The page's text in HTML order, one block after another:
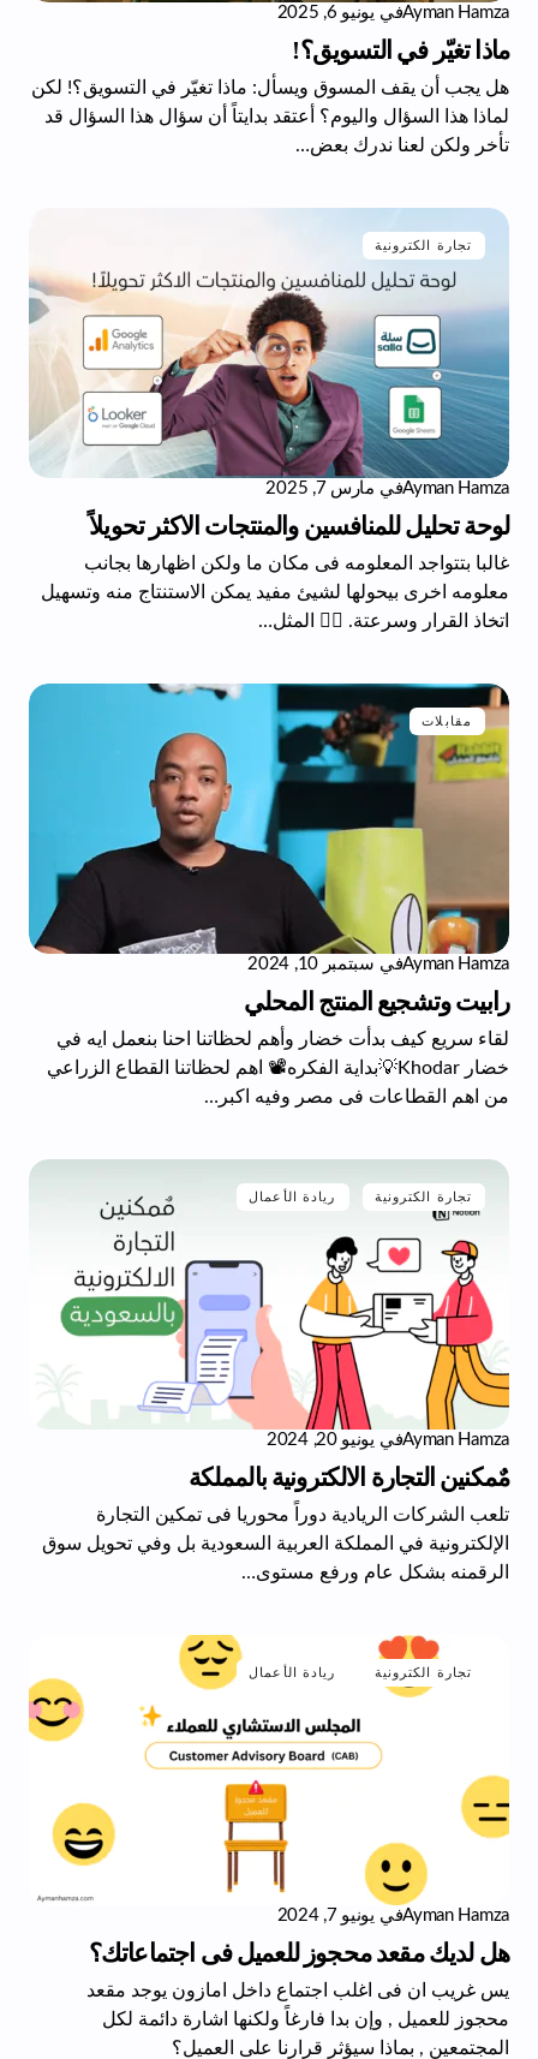
Ayman Hamzaفي يونيو 6, 2025
ماذا تغيّر في التسويق؟!​
هل يجب أن يقف المسوق ويسأل: ماذا تغيّر في التسويق؟! لكن
لماذا هذا السؤال واليوم؟ أعتقد بدايتاً أن سؤال هذا السؤال قد
تأخر ولكن لعنا ندرك بعض…
تجارة الكترونية
Ayman Hamzaفي مارس 7, 2025
لوحة تحليل للمنافسين والمنتجات الاكثر تحويلاً
غالبا بتتواجد المعلومه فى مكان ما ولكن اظهارها بجانب
معلومه اخرى بيحولها لشيئ مفيد يمكن الاستنتاج منه وتسهيل
اتخاذ القرار وسرعتة. 👌🏻 المثل…
مقابلات
Ayman Hamzaفي سبتمبر 10, 2024
رابيت وتشجيع المنتج المحلي
لقاء سريع كيف بدأت خضار وأهم لحظاتنا احنا بنعمل ايه في
خضار Khodar💡بداية الفكره📽️ اهم لحظاتنا القطاع الزراعي
من اهم القطاعات فى مصر وفيه اكبر…
تجارة الكترونية ريادة الأعمال
Ayman Hamzaفي يونيو 20, 2024
مٌمكنين التجارة الالكترونية بالمملكة
تلعب الشركات الريادية دوراً محوريا فى تمكين التجارة
الإلكترونية في المملكة العربية السعودية بل وفي تحويل سوق
الرقمنه بشكل عام ورفع مستوى…
تجارة الكترونية ريادة الأعمال
Ayman Hamzaفي يونيو 7, 2024
هل لديك مقعد محجوز للعميل فى اجتماعاتك؟
يس غريب ان فى اغلب اجتماع داخل امازون يوجد مقعد
محجوز للعميل , وإن بدا فارغاً ولكنها اشارة دائمة لكل
المجتمعين , بماذا سيؤثر قرارنا على العميل؟